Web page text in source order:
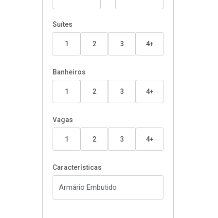
Suítes
1 2 3 4+
Banheiros
1 2 3 4+
Vagas
1 2 3 4+
Características